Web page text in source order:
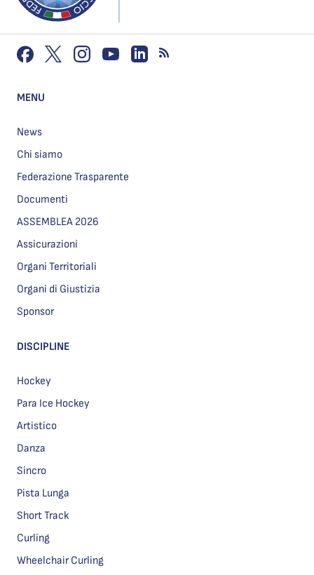
MENU
News
Chi siamo
Federazione Trasparente
Documenti
ASSEMBLEA 2026
Assicurazioni
Organi Territoriali
Organi di Giustizia
Sponsor
DISCIPLINE
Hockey
Para Ice Hockey
Artistico
Danza
Sincro
Pista Lunga
Short Track
Curling
Wheelchair Curling